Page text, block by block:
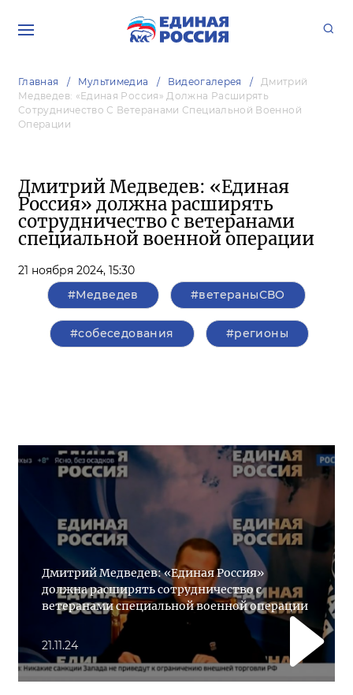
Главная Мультимедиа Видеогалерея
Дмитрий
Медведев: «Единая Россия» Должна Расширять
Сотрудничество С Ветеранами Специальной Военной
Операции
Дмитрий Медведев: «Единая
Россия» должна расширять
сотрудничество с ветеранами
специальной военной операции
21 ноября 2024, 15:30
#Медведев
#ветераныСВО
#собеседования #регионы
Дмитрий Медведев: «Единая Россия»
должна расширять сотрудничество с
ветеранами специальной военной операции
21.11.24